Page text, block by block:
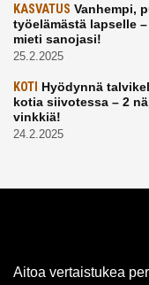
KASVATUS Vanhempi,
työelämästä lapselle
mieti sanojasi!
25.2.2025
KOTI Hyödynnä
kotia siivotessa – 2
vinkkiä!
24.2.2025
Aitoa vertaistukea